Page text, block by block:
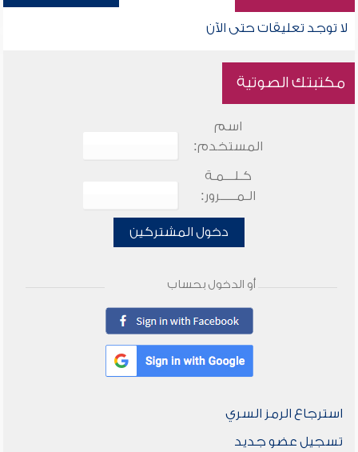
لا توجد تعليقات حتى الآن
مكتبتك الصوتية
اسم
المستخدم:
كـلـــمـة
الـمـــــرور:
دخول المشتركين
أو الدخول بحساب
استرجاع الرمز السري
تسجيل عضو جديد